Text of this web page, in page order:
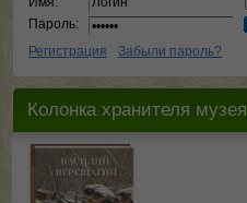
Пароль:
Регистрация
Забыли пароль?
Колонка хранителя музея